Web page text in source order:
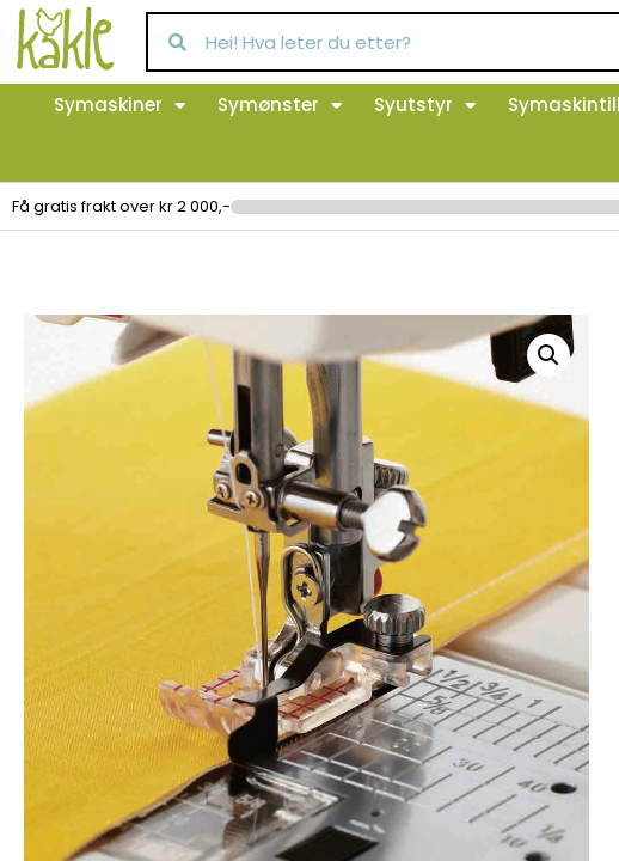
Symaskiner Symønster Syutstyr
Få gratis frakt over kr 2 000,-